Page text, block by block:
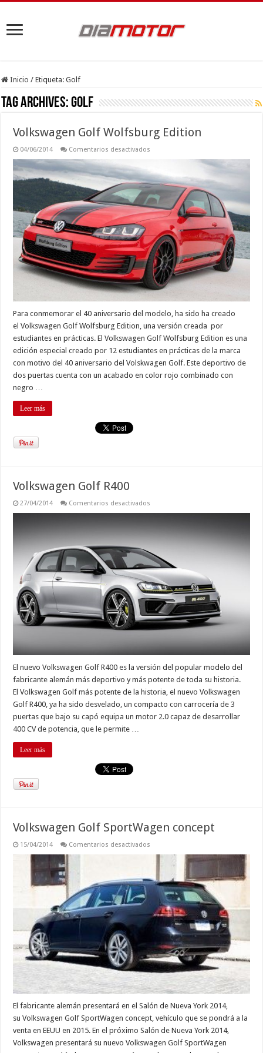
Inicio / Etiqueta:Golf
Tag Archives:Golf
Volkswagen Golf Wolfsburg Edition
04/06/2014 Comentarios desactivados
Wolfsburg
Edition
Para conmemorar el 40 aniversario del modelo, ha sido ha creado
el Volkswagen Golf Wolfsburg Edition, una versión creada por
estudiantes en prácticas. El Volkswagen Golf Wolfsburg Edition es una
edición especial creado por 12 estudiantes en prácticas de la marca
con motivo del 40 aniversario del Volskwagen Golf. Este deportivo de
dos puertas cuenta con un acabado en color rojo combinado con
negro …
Leer más
Volkswagen Golf R400
27/04/2014 Comentarios desactivados
El nuevo Volkswagen Golf R400 es la versión del popular modelo del
fabricante alemán más deportivo y más potente de toda su historia.
El Volkswagen Golf más potente de la historia, el nuevo Volkswagen
Golf R400, ya ha sido desvelado, un compacto con carrocería de 3
puertas que bajo su capó equipa un motor 2.0 capaz de desarrollar
400 CV de potencia, que le permite …
Leer más
Volkswagen Golf SportWagen concept
15/04/2014 Comentarios desactivados
SportWagen
concept
El fabricante alemán presentará en el Salón de Nueva York 2014,
su Volkswagen Golf SportWagen concept, vehículo que se pondrá a la
venta en EEUU en 2015. En el próximo Salón de Nueva York 2014,
Volkswagen presentará su nuevo Volkswagen Golf SportWagen